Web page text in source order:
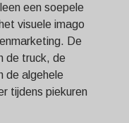
een soepele
visuele imago
De
de truck, de
de algehele
tijdens piekuren